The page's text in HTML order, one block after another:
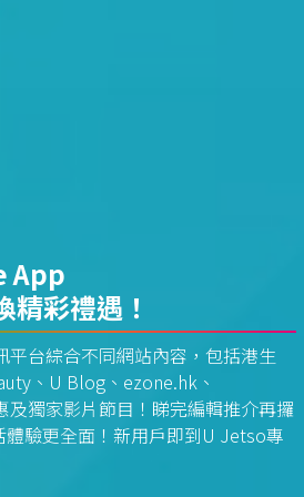
App
彩禮遇！
台綜合不同網站內容，包括港生
、U Blog、ezone.hk、
及獨家影片節目！睇完編輯推介再攞
驗更全面！新用戶即到U Jetso專